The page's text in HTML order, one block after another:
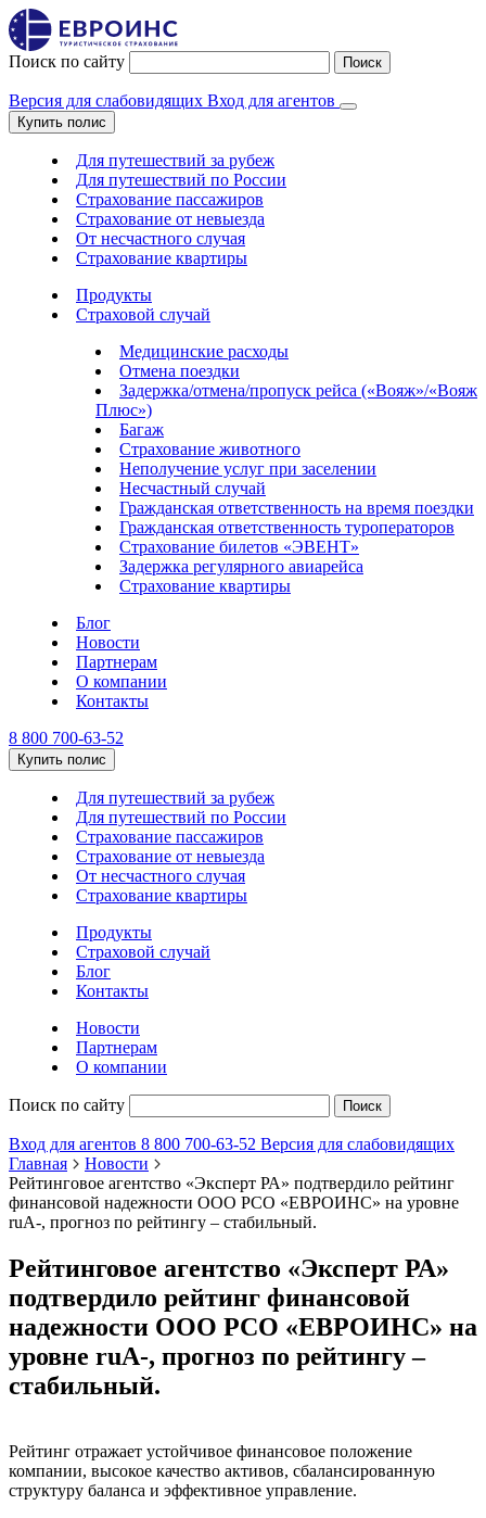
Поиск по сайту Поиск
Версия для слабовидящих Вход для агентов
Купить полис
Для путешествий за рубеж
Для путешествий по России
Страхование пассажиров
Страхование от невыезда
От несчастного случая
Страхование квартиры
Продукты
Страховой случай
Медицинские расходы
Отмена поездки
Задержка/отмена/пропуск рейса («Вояж»/«Вояж
Плюс»)
Багаж
Страхование животного
Неполучение услуг при заселении
Несчастный случай
Гражданская ответственность на время поездки
Гражданская ответственность туроператоров
Страхование билетов «ЭВЕНТ»
Задержка регулярного авиарейса
Страхование квартиры
Блог
Новости
Партнерам
О компании
Контакты
8 800 700-63-52
Купить полис
Для путешествий за рубеж
Для путешествий по России
Страхование пассажиров
Страхование от невыезда
От несчастного случая
Страхование квартиры
Продукты
Страховой случай
Блог
Контакты
Новости
Партнерам
О компании
Поиск по сайту Поиск
Вход для агентов 8 800 700-63-52 Версия для слабовидящих
Главная
Новости
Рейтинговое агентство «Эксперт РА» подтвердило рейтинг
финансовой надежности ООО РСО «ЕВРОИНС» на уровне
ruA-, прогноз по рейтингу – стабильный.
Рейтинговое агентство «Эксперт РА»
подтвердило рейтинг финансовой
надежности ООО РСО «ЕВРОИНС» на
уровне ruA-, прогноз по рейтингу –
стабильный.
Рейтинг отражает устойчивое финансовое положение
компании, высокое качество активов, сбалансированную
структуру баланса и эффективное управление.